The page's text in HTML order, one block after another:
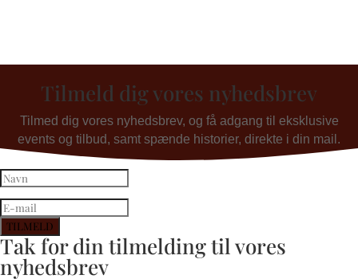
Tilmeld dig vores nyhedsbrev
Tilmed dig vores nyhedsbrev, og få adgang til eksklusive
events og tilbud, samt spænde historier, direkte i din mail.
TILMELD
Tak for din tilmelding til vores
nyhedsbrev